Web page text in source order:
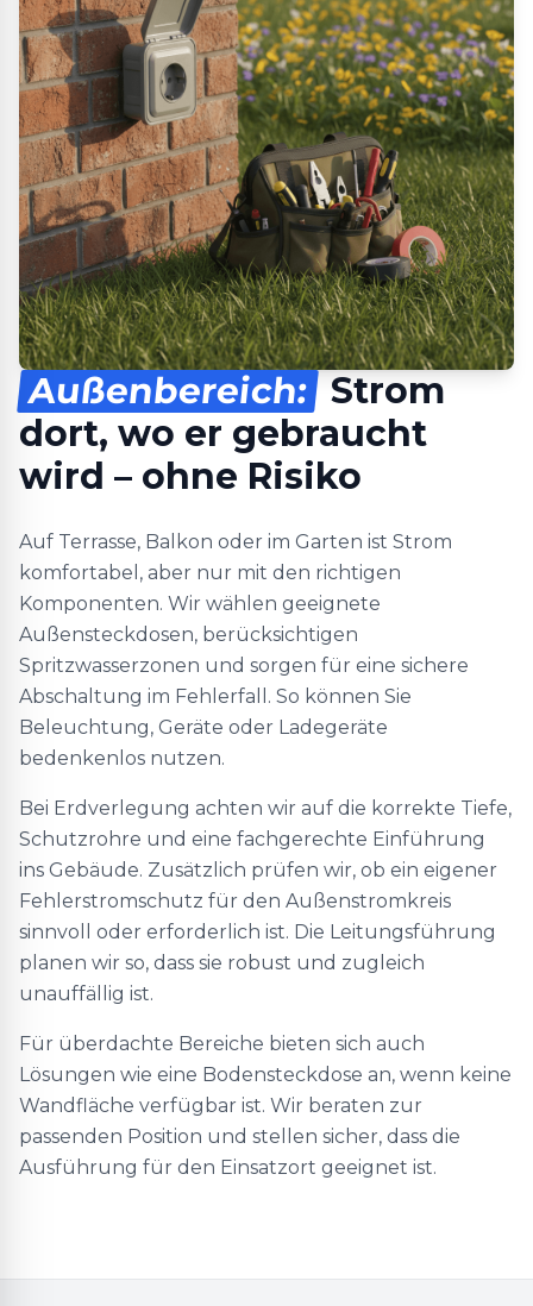
Außenbereich: Strom
dort, wo er gebraucht
wird – ohne Risiko
Auf Terrasse, Balkon oder im Garten ist Strom
komfortabel, aber nur mit den richtigen
Komponenten. Wir wählen geeignete
Außensteckdosen, berücksichtigen
Spritzwasserzonen und sorgen für eine sichere
Abschaltung im Fehlerfall. So können Sie
Beleuchtung, Geräte oder Ladegeräte
bedenkenlos nutzen.
Bei Erdverlegung achten wir auf die korrekte Tiefe,
Schutzrohre und eine fachgerechte Einführung
ins Gebäude. Zusätzlich prüfen wir, ob ein eigener
Fehlerstromschutz für den Außenstromkreis
sinnvoll oder erforderlich ist. Die Leitungsführung
planen wir so, dass sie robust und zugleich
unauffällig ist.
Für überdachte Bereiche bieten sich auch
Lösungen wie eine Bodensteckdose an, wenn keine
Wandfläche verfügbar ist. Wir beraten zur
passenden Position und stellen sicher, dass die
Ausführung für den Einsatzort geeignet ist.